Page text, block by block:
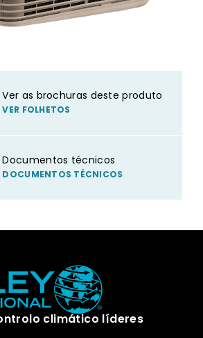
Ver as brochuras deste produto
VER FOLHETOS
Documentos técnicos
DOCUMENTOS TÉCNICOS
climático líderes